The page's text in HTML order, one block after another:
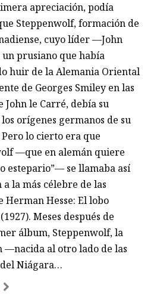
apreciación, podía
Steppenwolf, formación de
cuyo líder —John
prusiano que había
huir de la Alemania Oriental
de Georges Smiley en las
John le Carré, debía su
orígenes germanos de su
lo cierto era que
—que en alemán quiere
estepario”— se llamaba así
a la más célebre de las
Herman Hesse: El lobo
Meses después de
álbum, Steppenwolf, la
—nacida al otro lado de las
Niágara…